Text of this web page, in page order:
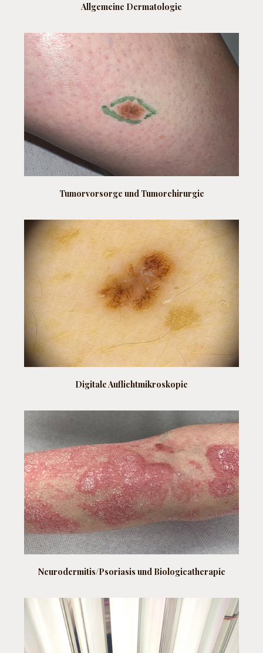
Allgemeine Dermatologie
Tumorvorsorge und Tumorchirurgie
Digitale Auflichtmikroskopie
Neurodermitis/Psoriasis und Biologicatherapie